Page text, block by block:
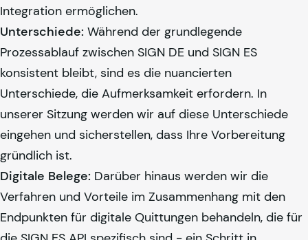
Integration ermöglichen.
Unterschiede: Während der grundlegende
Prozessablauf zwischen SIGN DE und SIGN ES
konsistent bleibt, sind es die nuancierten
Unterschiede, die Aufmerksamkeit erfordern. In
unserer Sitzung werden wir auf diese Unterschiede
eingehen und sicherstellen, dass Ihre Vorbereitung
gründlich ist.
Digitale Belege: Darüber hinaus werden wir die
Verfahren und Vorteile im Zusammenhang mit den
Endpunkten für digitale Quittungen behandeln, die für